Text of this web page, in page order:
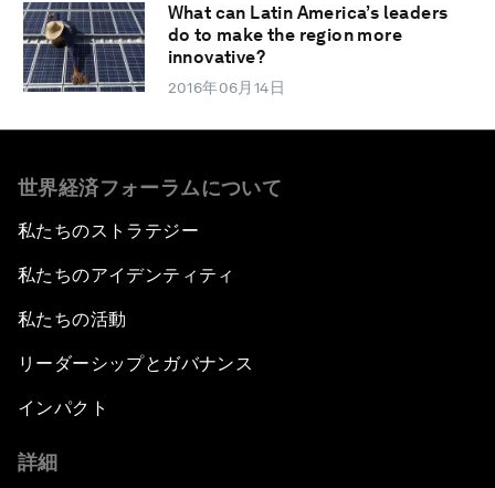
What can Latin America’s leaders
do to make the region more
innovative?
2016年06月14日
世界経済フォーラムについて
私たちのストラテジー
私たちのアイデンティティ
私たちの活動
リーダーシップとガバナンス
インパクト
詳細